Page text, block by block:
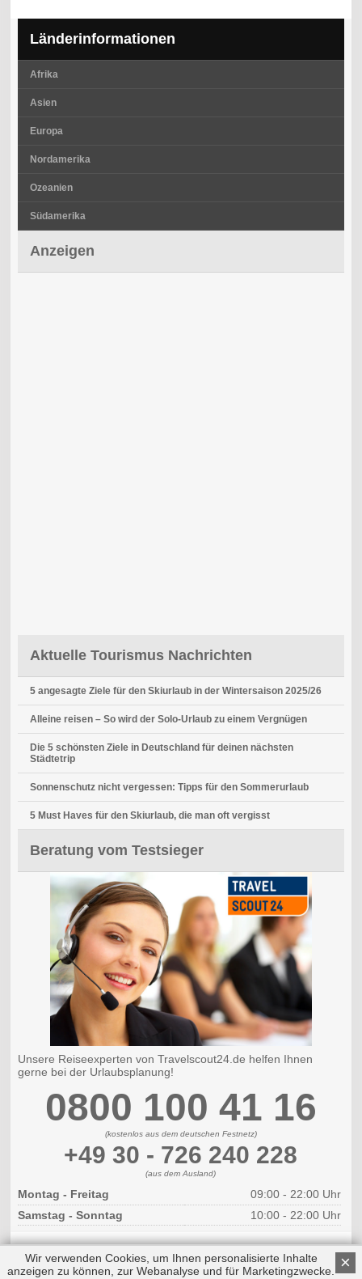
Länderinformationen
Afrika
Asien
Europa
Nordamerika
Ozeanien
Südamerika
Anzeigen
Aktuelle Tourismus Nachrichten
5 angesagte Ziele für den Skiurlaub in der Wintersaison 2025/26
Alleine reisen – So wird der Solo-Urlaub zu einem Vergnügen
Die 5 schönsten Ziele in Deutschland für deinen nächsten
Städtetrip
Sonnenschutz nicht vergessen: Tipps für den Sommerurlaub
5 Must Haves für den Skiurlaub, die man oft vergisst
Beratung vom Testsieger
Unsere Reiseexperten von Travelscout24.de helfen Ihnen
gerne bei der Urlaubsplanung!
0800 100 41 16
(kostenlos aus dem deutschen Festnetz)
+49 30 - 726 240 228
(aus dem Ausland)
Montag - Freitag
09:00 - 22:00 Uhr
Samstag - Sonntag
10:00 - 22:00 Uhr
×
Wir verwenden Cookies, um Ihnen personalisierte Inhalte
anzeigen zu können, zur Webanalyse und für Marketingzwecke.